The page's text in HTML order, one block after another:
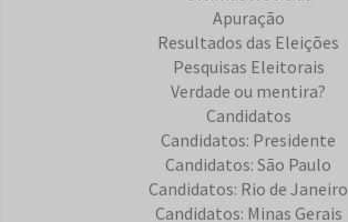
Apuração
Resultados das Eleições
Pesquisas Eleitorais
Verdade ou mentira?
Candidatos
Candidatos: Presidente
Candidatos: São Paulo
Candidatos: Rio de Janeiro
Candidatos: Minas Gerais